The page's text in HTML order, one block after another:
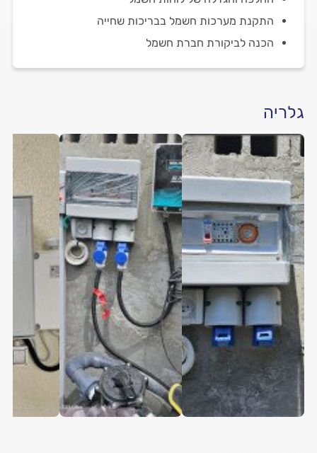
התקנת מערכות חשמל בבריכות שחייה
הכנה לביקורת חברת חשמל
גלריה